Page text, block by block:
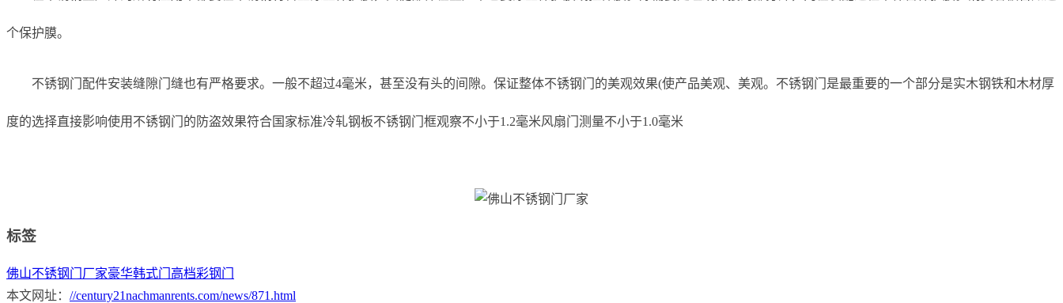
个保护膜。
不锈钢门配件安装缝隙门缝也有严格要求。一般不超过4毫米，甚至没有头的间隙。保证整体不锈钢门的美观效果(使产品美观、美观。不锈钢门是最重要的一个部分是实木钢铁和木材厚
度的选择直接影响使用不锈钢门的防盗效果符合国家标准冷轧钢板不锈钢门框观察不小于1.2毫米风扇门测量不小于1.0毫米
标签
佛山不锈钢门厂家豪华韩式门 高档彩钢门
本文网址： //century21nachmanrents.com/news/871.html